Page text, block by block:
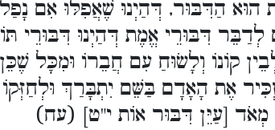
הוּא הַדִּבּוּר, דְּהַיְנוּ שֶׁאֲפִלּוּ אִם
לְדַבֵּר דִּבּוּרֵי אֱמֶת דְּהַיְנוּ דִּבּוּרֵי
קוֹנוֹ וְלָשׂוּחַ עִם חֲבֵרוֹ וּמִכָּל
אֶת הָאָדָם בַּשֵּׁם יִתְבָּרַךְ
[עַיֵּן דִּבּוּר אוֹת י"ט] (עח)